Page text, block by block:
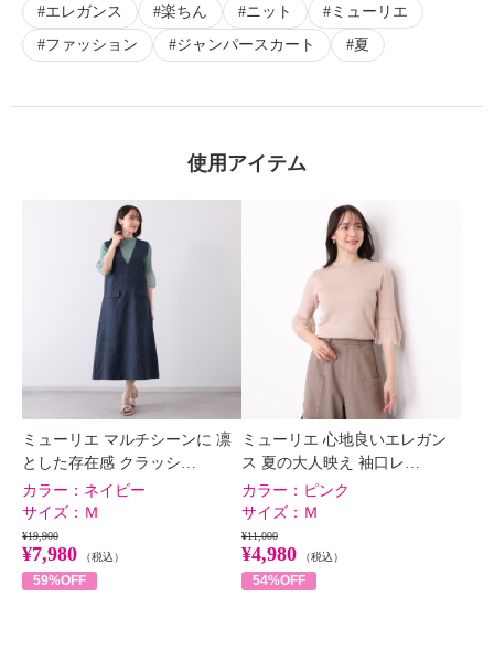
エレガンス
楽ちん ニット
ミューリエ
ファッション
ジャンパースカート 夏
使用アイテム
ミューリエ マルチシーンに 凛
とした存在感 クラッシ…
カラー： ネイビー
サイズ： Ｍ
¥19,900
¥7,980 （税込）
59%OFF
ミューリエ 心地良いエレガン
ス 夏の大人映え 袖口レ…
カラー： ピンク
サイズ： Ｍ
¥11,000
¥4,980 （税込）
54%OFF